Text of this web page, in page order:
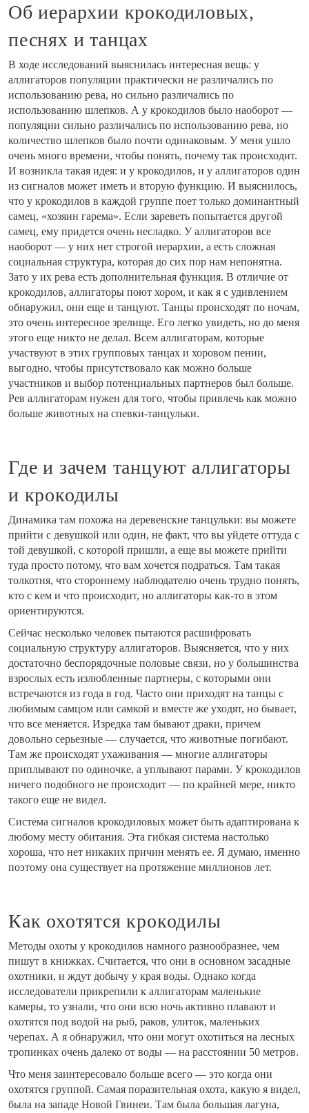
Об иерархии крокодиловых,
песнях и танцах
В ходе исследований выяснилась интересная вещь: у
аллигаторов популяции практически не различались по
использованию рева, но сильно различались по
использованию шлепков. А у крокодилов было наоборот —
популяции сильно различались по использованию рева, но
количество шлепков было почти одинаковым. У меня ушло
очень много времени, чтобы понять, почему так происходит.
И возникла такая идея: и у крокодилов, и у аллигаторов один
из сигналов может иметь и вторую функцию. И выяснилось,
что у крокодилов в каждой группе поет только доминантный
самец, «хозяин гарема». Если зареветь попытается другой
самец, ему придется очень несладко. У аллигаторов все
наоборот — у них нет строгой иерархии, а есть сложная
социальная структура, которая до сих пор нам непонятна.
Зато у их рева есть дополнительная функция. В отличие от
крокодилов, аллигаторы поют хором, и как я с удивлением
обнаружил, они еще и танцуют. Танцы происходят по ночам,
это очень интересное зрелище. Его легко увидеть, но до меня
этого еще никто не делал. Всем аллигаторам, которые
участвуют в этих групповых танцах и хоровом пении,
выгодно, чтобы присутствовало как можно больше
участников и выбор потенциальных партнеров был больше.
Рев аллигаторам нужен для того, чтобы привлечь как можно
больше животных на спевки-танцульки.
Где и зачем танцуют аллигаторы
и крокодилы
Динамика там похожа на деревенские танцульки: вы можете
прийти с девушкой или один, не факт, что вы уйдете оттуда с
той девушкой, с которой пришли, а еще вы можете прийти
туда просто потому, что вам хочется подраться. Там такая
толкотня, что стороннему наблюдателю очень трудно понять,
кто с кем и что происходит, но аллигаторы как-то в этом
ориентируются.
Сейчас несколько человек пытаются расшифровать
социальную структуру аллигаторов. Выясняется, что у них
достаточно беспорядочные половые связи, но у большинства
взрослых есть излюбленные партнеры, с которыми они
встречаются из года в год. Часто они приходят на танцы с
любимым самцом или самкой и вместе же уходят, но бывает,
что все меняется. Изредка там бывают драки, причем
довольно серьезные — случается, что животные погибают.
Там же происходят ухаживания — многие аллигаторы
приплывают по одиночке, а уплывают парами. У крокодилов
ничего подобного не происходит — по крайней мере, никто
такого еще не видел.
Система сигналов крокодиловых может быть адаптирована к
любому месту обитания. Эта гибкая система настолько
хороша, что нет никаких причин менять ее. Я думаю, именно
поэтому она существует на протяжение миллионов лет.
Как охотятся крокодилы
Методы охоты у крокодилов намного разнообразнее, чем
пишут в книжках. Считается, что они в основном засадные
охотники, и ждут добычу у края воды. Однако когда
исследователи прикрепили к аллигаторам маленькие
камеры, то узнали, что они всю ночь активно плавают и
охотятся под водой на рыб, раков, улиток, маленьких
черепах. А я обнаружил, что они могут охотиться на лесных
тропинках очень далеко от воды — на расстоянии 50 метров.
Что меня заинтересовало больше всего — это когда они
охотятся группой. Самая поразительная охота, какую я видел,
была на западе Новой Гвинеи. Там была большая лагуна,